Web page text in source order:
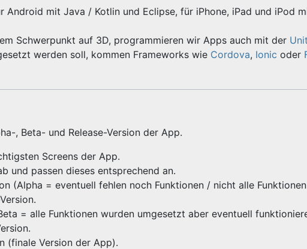
Android mit Java / Kotlin und Eclipse, für iPhone, iPad und iPod
Schwerpunkt auf 3D, programmieren wir Apps auch mit der
werden soll, kommen Frameworks wie Cordova, Ionic oder
, Beta- und Release-Version der App.
Screens der App.
und passen dieses entsprechend an.
(Alpha = eventuell fehlen noch Funktionen / nicht alle
= alle Funktionen wurden umgesetzt aber eventuell
(finale Version der App).